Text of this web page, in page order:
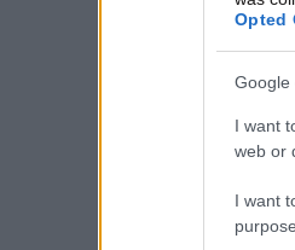
Opted
Google
I want
web or
I want